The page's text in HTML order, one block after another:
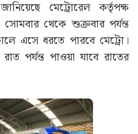
সুখবর, নোয়াপাড়া রুটে
(Kolkata Metro)
থেকে এই পরিষেবা শুরু হবে।
মেট্রোরেল কর্তৃপক্ষ